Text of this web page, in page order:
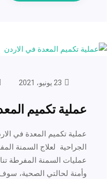
عملية تكميم
عملية تكميم المعدة في
الجراحية لعلاج السمنة
عمليات السمنة المفرطة
وأمنة لحالتي الصحية،